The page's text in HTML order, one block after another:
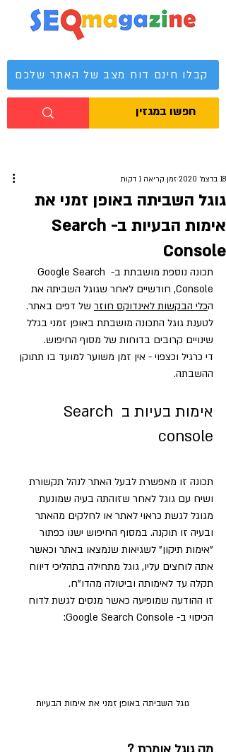
מגזין קידום אתרים
קבלו חינם דוח מצב של האתר שלכם
גוגל השביתה באופן זמני את
אימות הבעיות ב- Search
Console
18 בדצמ׳ 2020 זמן קריאה 1 דקות
תכונה נוספת מושבתת ב- Google Search
Console, חודשיים לאחר שגוגל השביתה את
הכלי הבקשות לאינדוקס חוזר של דפים באתר.
לטענת גוגל התכונה מושבתת באופן זמני בגלל
שינויים קרובים בדוחות של מסוף החיפוש.
די כרגיל וכצפוי - אין זמן משוער למועד בו תתוקן
ההשבתה.
אימות בעיות ב Search
console
תכונה זו מאפשרת לבעל האתר לנהל תקשורת
ושיח עם גוגל לאחר שזוהתה בעיה שמונעת
מגוגל לגשת כראוי לאתר או לחלקים מהאתר
ובעיה זו תוקנה. במסוף החיפוש ישנו כפתור
"אימות תיקון" לשגיאות שנמצאו באתר וכאשר
אתה לוחצים עליו, גוגל מתחילה בתהליכי דיווח
תקלה עד לאימותה וביטולה מהדו"ח.
זו ההודעה שמופיעה כאשר מנסים לגשת לדוח
הכיסוי ב- Google Search Console:
גוגל השביתה באופן זמני את אימות הבעיות